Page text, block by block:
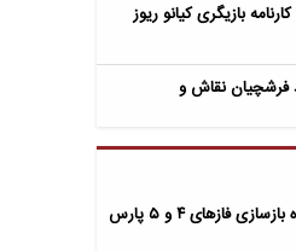
بازیگری کیانو ریوز
فرشچیان نقاش و
ایرانی و خالق رمان
بانک تجارت، تأمین‌کننده مالی پروژه بازسازی فازهای ۴ و ۵ پارس